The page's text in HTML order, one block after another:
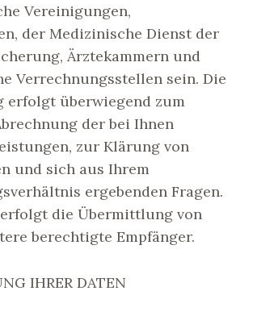
Vereinigungen,
der Medizinische Dienst der
Ärztekammern und
Verrechnungsstellen sein. Die
erfolgt überwiegend zum
der bei Ihnen
zur Klärung von
und sich aus Ihrem
ergebenden Fragen.
die Übermittlung von
berechtigte Empfänger.
IHRER DATEN